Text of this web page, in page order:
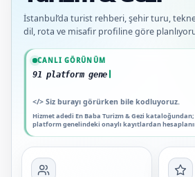
İstanbul’da turist rehberi, şehir turu,
dil, rota ve misafir profiline göre
CANLI GÖRÜNÜM
91 platform genelinde onaylı yorum
</> Siz burayı görürken bile kodluyoruz.
Hizmet adedi En Baba Turizm & Gezi
platform genelindeki onaylı kayıtlardan
Güncel veriler: 1.291+ En Baba ağı hizmet